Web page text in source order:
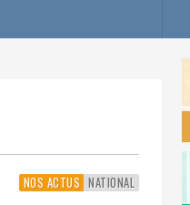
NOS ACTUS NATIONAL